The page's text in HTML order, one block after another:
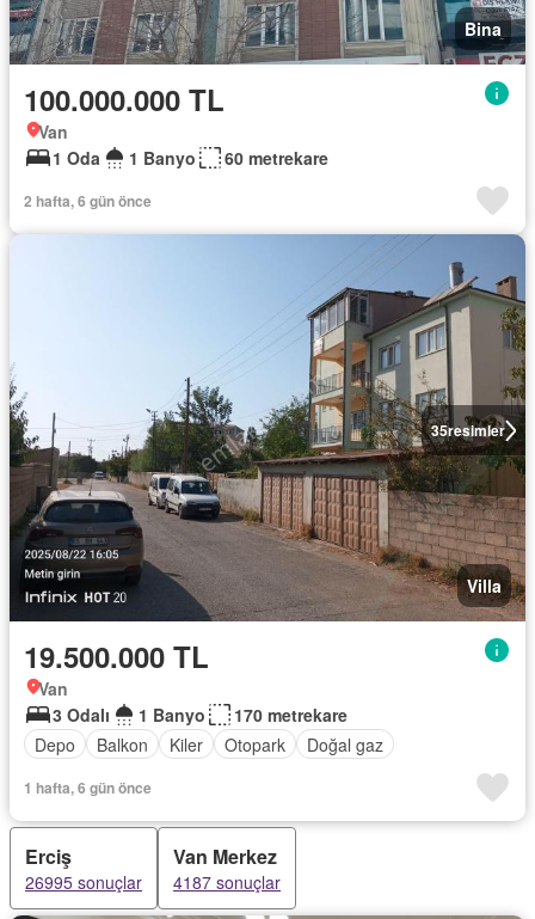
Bina
100.000.000 TL
Van
1 Oda
1 Banyo 60 metrekare
2 hafta, 6 gün önce
35resimler
Villa
19.500.000 TL
Van
3 Odalı
1 Banyo
170 metrekare
Depo
Balkon Kiler Otopark Doğal gaz
1 hafta, 6 gün önce
Erciş
26995 sonuçlar
Van Merkez
4187 sonuçlar